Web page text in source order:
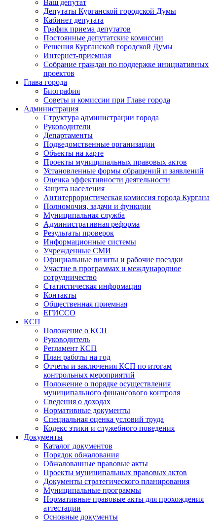
Ваш депутат
Депутаты Курганской городской Думы
Кабинет депутата
График приема депутатов
Постоянные депутатские комиссии
Решения Курганской городской Думы
Интернет-приемная
Собрание граждан по поддержке инициативных
проектов
Глава города
Биография
Советы и комиссии при Главе города
Администрация
Структура администрации города
Руководители
Департаменты
Подведомственные организации
Объекты на карте
Проекты муниципальных правовых актов
Установленные формы обращений и заявлений
Оценка эффективности деятельности
Защита населения
Антитеррористическая комиссия города Кургана
Полномочия, задачи и функции
Муниципальная служба
Административная реформа
Результаты проверок
Информационные системы
Учрежденные СМИ
Официальные визиты и рабочие поездки
Участие в программах и международное
сотрудничество
Статистическая информация
Контакты
Общественная приемная
ЕГИССО
КСП
Положение о КСП
Руководитель
Регламент КСП
План работы на год
Отчеты и заключения КСП по итогам
контрольных мероприятий
Положение о порядке осуществления
муниципального финансового контроля
Сведения о доходах
Нормативные документы
Специальная оценка условий труда
Кодекс этики и служебного поведения
Документы
Каталог документов
Порядок обжалования
Обжалованные правовые акты
Проекты муниципальных правовых актов
Документы стратегического планирования
Муниципальные программы
Нормативные правовые акты для прохождения
аттестации
Основные документы